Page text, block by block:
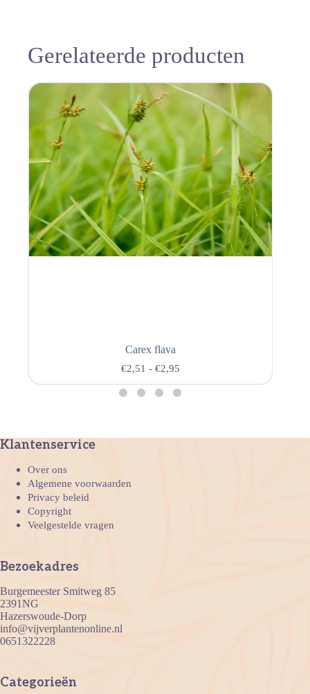
Gerelateerde producten
Carex flava
€2,51 -€2,95
Klantenservice
Over ons
Algemene voorwaarden
Privacy beleid
Copyright
Veelgestelde vragen
Bezoekadres
Burgemeester Smitweg 85
2391NG
Hazerswoude-Dorp
info@vijverplantenonline.nl
0651322228
Categorieën